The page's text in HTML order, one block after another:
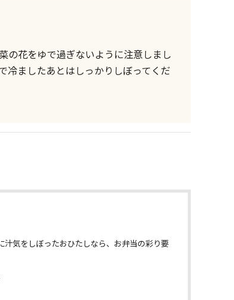
の花をゆで過ぎないように注意しまし
冷ましたあとはしっかりしぼってくだ
気をしぼったおひたしなら、お弁当の彩り要